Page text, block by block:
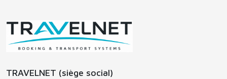
TRAVELNET (siège social)